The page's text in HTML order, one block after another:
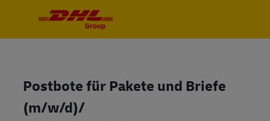
Postbote für Pakete und Briefe
(m/w/d)/